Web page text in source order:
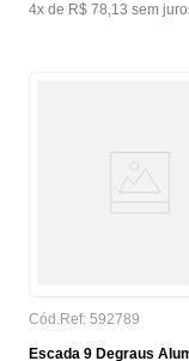
4x de R$ 78,13 sem
Cód.Ref: 592789
Escada 9 Degraus